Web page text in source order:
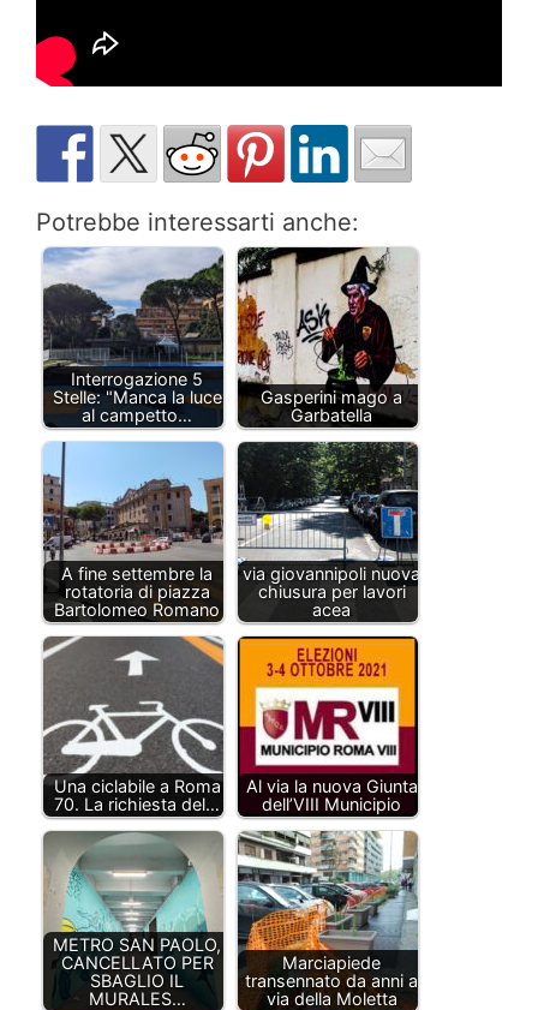
Potrebbe interessarti anche:
Interrogazione 5
Stelle: "Manca la luce
al campetto…
Gasperini mago a
Garbatella
A fine settembre la
rotatoria di piazza
Bartolomeo Romano
via giovannipoli nuova
chiusura per lavori
acea
Una ciclabile a Roma
70. La richiesta del…
Al via la nuova Giunta
dell’VIII Municipio
METRO SAN PAOLO,
CANCELLATO PER
SBAGLIO IL
MURALES…
Marciapiede
transennato da anni a
via della Moletta